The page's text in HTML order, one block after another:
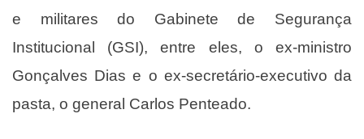
e militares do Gabinete de Segurança
Institucional (GSI), entre eles, o ex-ministro
Gonçalves Dias e o ex-secretário-executivo da
pasta, o general Carlos Penteado.